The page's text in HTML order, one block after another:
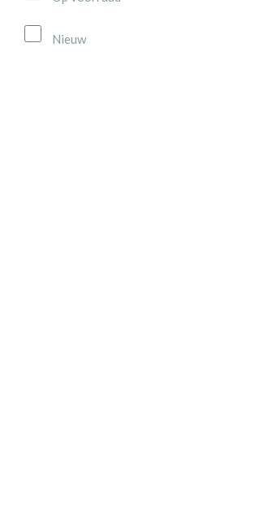
Nieuw